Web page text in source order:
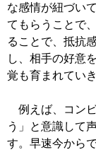
な感情が紐づい
てもらうことで
ることで、抵抗
し、相手の好意
覚も育まれてい
例えば、コン
う」と意識して
す。早速今から